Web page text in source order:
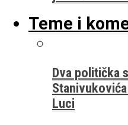
Teme i
Dva politička
Luci